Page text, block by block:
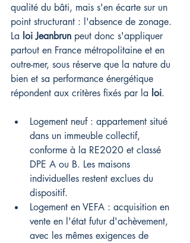
qualité du bâti, mais s'en écarte sur un
point structurant : l'absence de zonage.
La loi Jeanbrun peut donc s'appliquer
partout en France métropolitaine et en
outre-mer, sous réserve que la nature du
bien et sa performance énergétique
répondent aux critères fixés par la loi.
Logement neuf : appartement situé
dans un immeuble collectif,
conforme à la RE2020 et classé
DPE A ou B. Les maisons
individuelles restent exclues du
dispositif.
Logement en VEFA : acquisition en
vente en l'état futur d'achèvement,
avec les mêmes exigences de